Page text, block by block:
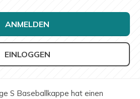
ANMELDEN
EINLOGGEN
S Baseballkappe hat einen